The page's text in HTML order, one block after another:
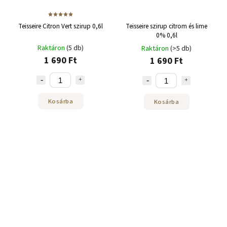
Teisseire Citron Vert szirup 0,6l
Raktáron (5 db)
1 690 Ft
Kosárba
Teisseire szirup citrom és lime
0% 0,6l
Raktáron (>5 db)
1 690 Ft
Kosárba